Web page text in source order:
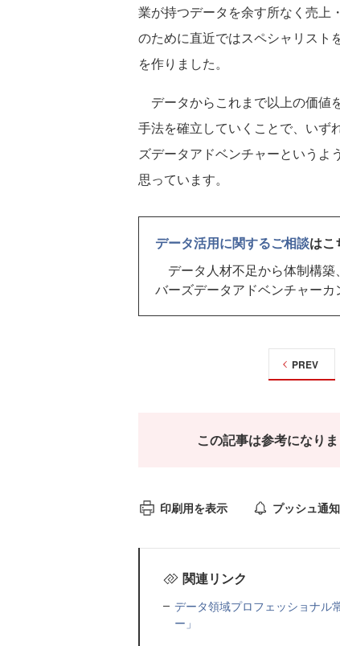
業が持つデータを余す所なく売上
のために直近ではスペシャリスト
を作りました。
データからこれまで以上の価値
手法を確立していくことで、いず
ズデータアドベンチャーというよ
思っています。
データ活用に関するご相談はこ
データ人材不足から体制構築
バーズデータアドベンチャーカ
PREV
この記事は参考になり
印刷用を表示 プッシュ通
関連リンク
データ領域プロフェッショナル
ー」